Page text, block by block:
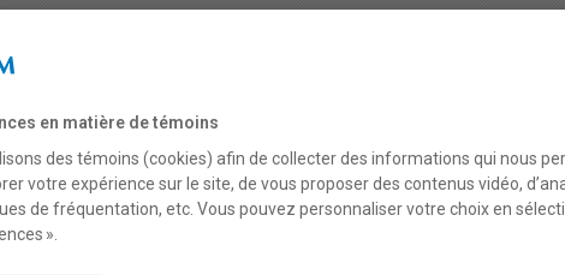
Information,
nouvelles
Description Horaire
en matière de témoins
des témoins (cookies) afin de collecter des informations qui nous
votre expérience sur le site, de vous proposer des contenus vidéo,
de fréquentation, etc. Vous pouvez personnaliser votre choix en
».